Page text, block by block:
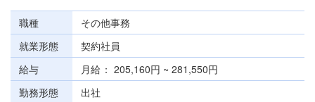
職種
その他事務
就業形態
契約社員
給与
月給
205,160円 ~ 281,550円
勤務形態
出社